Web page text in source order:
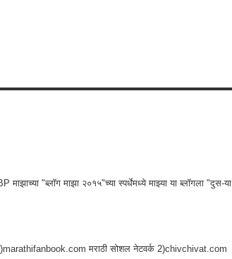
"ब्लॉग माझा २०१५"च्या स्पर्धेमध्ये माझ्या या ब्लॉगला "दुस-या
marathifanbook.com मराठी सोशल नेटवर्क 2)chivchivat.com